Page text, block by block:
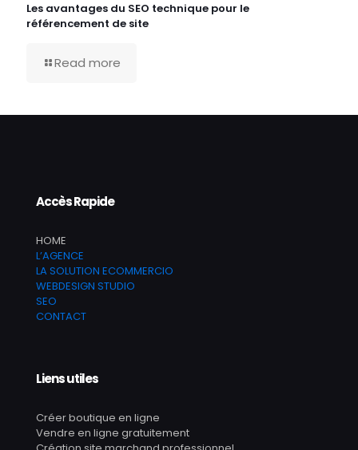
Les avantages du SEO technique pour le
référencement de site
Read more
Accès Rapide
HOME
L’AGENCE
LA SOLUTION ECOMMERCIO
WEBDESIGN STUDIO
SEO
CONTACT
Liens utiles
Créer boutique en ligne
Vendre en ligne gratuitement